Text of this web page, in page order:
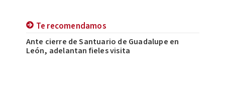
Te recomendamos
Ante cierre de Santuario de Guadalupe en
León, adelantan fieles visita